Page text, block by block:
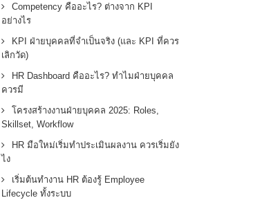
Competency คืออะไร? ต่างจาก KPI
อย่างไร
KPI ฝ่ายบุคคลที่จำเป็นจริง (และ KPI ที่ควร
เลิกวัด)
HR Dashboard คืออะไร? ทำไมฝ่ายบุคคล
ควรมี
โครงสร้างงานฝ่ายบุคคล 2025: Roles,
Skillset, Workflow
HR มือใหม่เริ่มทำประเมินผลงาน ควรเริ่มยัง
ไง
เริ่มต้นทำงาน HR ต้องรู้ Employee
Lifecycle ทั้งระบบ